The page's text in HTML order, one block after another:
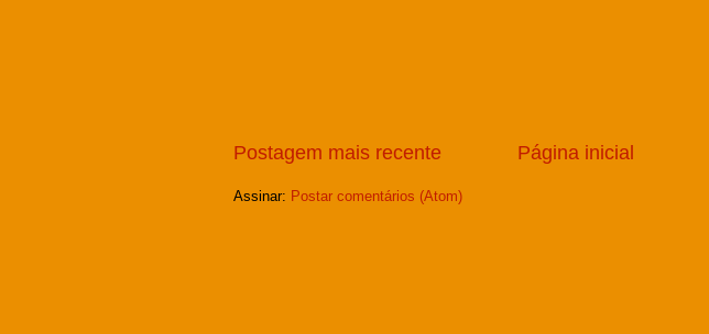
Postagem mais recente Página inicial
Assinar: Postar comentários (Atom)